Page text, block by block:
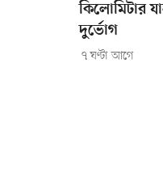
কিলোমিটার
দুর্ভোগ
৭ ঘণ্টা আগে